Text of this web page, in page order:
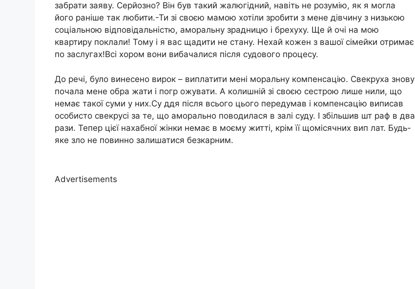
забрати заяву. Серйозно? Він був такий жалюгідний, навіть не розумію, як я могла
його раніше так любити.-Ти зі своєю мамою хотіли зробити з мене дівчину з низькою
соціальною відповідальністю, аморальну зрадницю і брехуху. Ще й очі на мою
квартиру поклали! Тому і я вас щадити не стану. Нехай кожен з вашої сімейки отримає
по заслугах!Всі хором вони вибачалися після судового процесу.
До речі, було винесено вирок – виплатити мені моральну компенсацію. Свекруха знову
почала мене обра жати і погр ожувати. А колишній зі своєю сестрою лише нили, що
немає такої суми у них.Су ддя після всього цього передумав і компенсацію виписав
особисто свекрусі за те, що аморально поводилася в залі суду. І збільшив шт раф в два
рази. Тепер цієї нахабної жінки немає в моєму житті, крім її щомісячних вип лат. Будь-
яке зло не повинно залишатися безкарним.
Advertisements